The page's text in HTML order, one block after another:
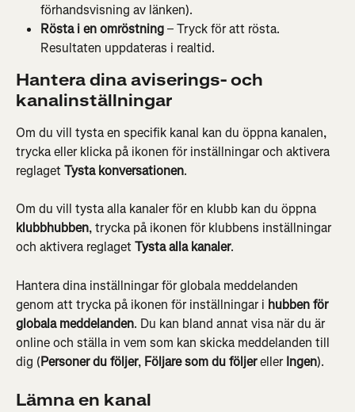
förhandsvisning av länken).
Rösta i en omröstning – Tryck för att rösta.
Resultaten uppdateras i realtid.
Hantera dina aviserings- och
kanalinställningar
Om du vill tysta en specifik kanal kan du öppna kanalen,
trycka eller klicka på ikonen för inställningar och aktivera
reglaget Tysta konversationen.
Om du vill tysta alla kanaler för en klubb kan du öppna
klubbhubben, trycka på ikonen för klubbens inställningar
och aktivera reglaget Tysta alla kanaler.
Hantera dina inställningar för globala meddelanden
genom att trycka på ikonen för inställningar i hubben för
globala meddelanden. Du kan bland annat visa när du är
online och ställa in vem som kan skicka meddelanden till
dig (Personer du följer, Följare som du följer eller Ingen).
Lämna en kanal